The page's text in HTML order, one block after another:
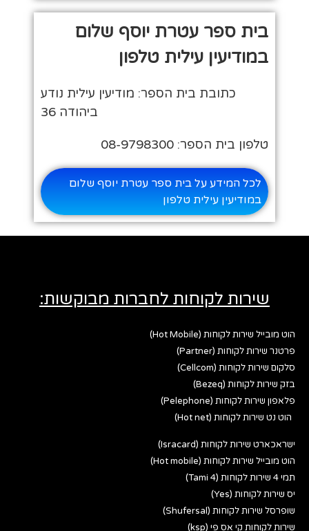
בית ספר עטרת יוסף שלום
במודיעין עילית טלפון
כתובת בית הספר: מודיעין עילית נודע
ביהודה 36
טלפון בית הספר: 08-9798300
לכל המידע על בית ספר עטרת יוסף שלום
במודיעין עילית טלפון
שירות לקוחות לחברות מבוקשות:
הוט מובייל שירות לקוחות (Hot Mobile)
פרטנר שירות לקוחות (Partner)
סלקום שירות לקוחות (Cellcom)
בזק שירות לקוחות (Bezeq)
פלאפון שירות לקוחות (Pelephone)
הוט נט שירות לקוחות (Hot net)
ישראכארט שירות לקוחות (Isracard)
הוט מובייל שירות לקוחות (Hot mobile)
תמי 4 שירות לקוחות (Tami 4)
יס שירות לקוחות (Yes)
שופרסל שירות לקוחות (Shufersal)
שירות לקוחות קי אס פי (ksp)